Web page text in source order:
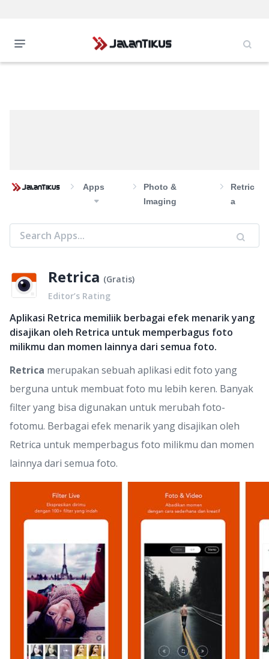
Apps
Photo &
Imaging
Retric
a
Retrica (Gratis)
Editor’s Rating
Aplikasi Retrica memiliik berbagai efek menarik yang
disajikan oleh Retrica untuk memperbagus foto
milikmu dan momen lainnya dari semua foto.
Retrica merupakan sebuah aplikasi edit foto yang
berguna untuk membuat foto mu lebih keren. Banyak
filter yang bisa digunakan untuk merubah foto-
fotomu. Berbagai efek menarik yang disajikan oleh
Retrica untuk memperbagus foto milikmu dan momen
lainnya dari semua foto.